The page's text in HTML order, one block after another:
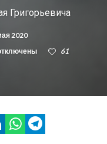
Григорьевича
2020
Григорьевича
61